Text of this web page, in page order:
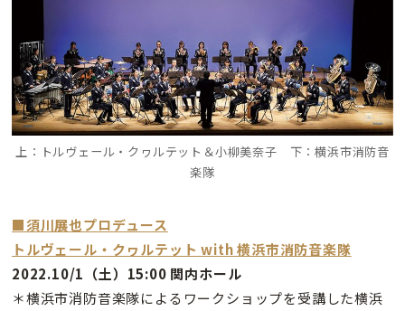
上：トルヴェール・クヮルテット＆小柳美奈子 下：横浜市消防音
楽隊
■須川展也プロデュース
トルヴェール・クヮルテット with 横浜市消防音楽隊
2022.10/1（土）15:00 関内ホール
＊横浜市消防音楽隊によるワークショップを受講した横浜